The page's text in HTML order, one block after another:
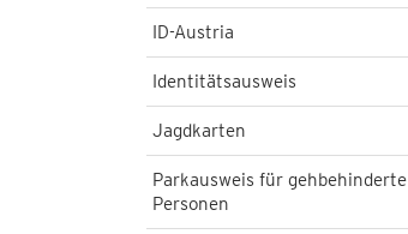
ID-Austria
Identitätsausweis
Jagdkarten
Parkausweis für gehbehinderte
Personen